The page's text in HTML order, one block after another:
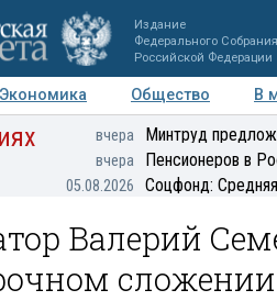
Издание
Федерального Собрания
Российской Федерации
Экономика Общество В
Мнения Регионы
вчера Минтруд
вчера Пенсионеров в
05.08.2026 Соцфонд:
Валерий